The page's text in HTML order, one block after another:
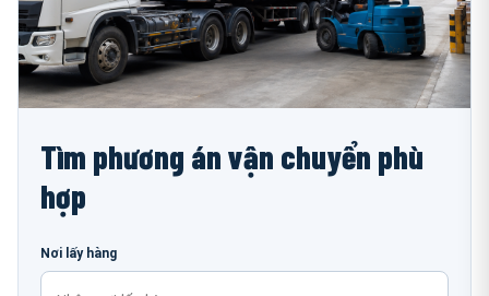
Tìm phương án vận chuyển phù
hợp
Nơi lấy hàng